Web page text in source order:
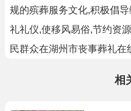
规的殡葬服务文化,积极倡
礼礼仪,使移风易俗,节约资
民群众在湖州市丧事葬礼
相